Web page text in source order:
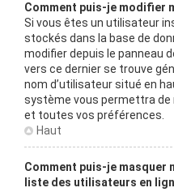
Comment puis-je modifier
Si vous êtes un utilisateur
stockés dans la base de
modifier depuis le panneau
vers ce dernier se trouve
nom d’utilisateur situé en
système vous permettra
et toutes vos préférences.
Haut
Comment puis-je masquer
liste des utilisateurs en